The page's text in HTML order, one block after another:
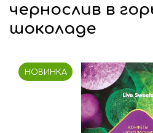
ГДЕ КУПИТЬ
О КОМПАНИИ
чернослив в
шоколаде
НОВИНКА